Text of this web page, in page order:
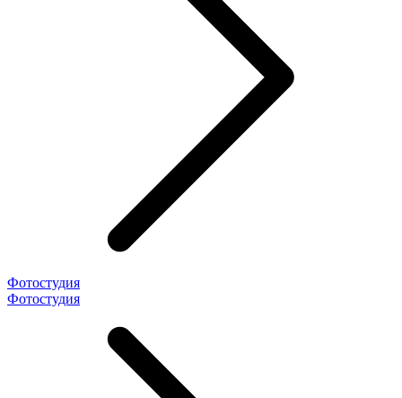
Фотостудия
Фотостудия